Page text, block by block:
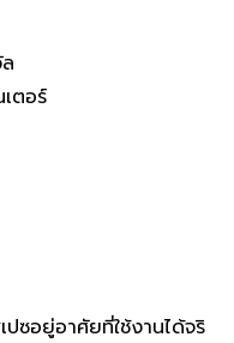
ตอร์
ซอยู่อาศัยที่ใช้งานได้จริ